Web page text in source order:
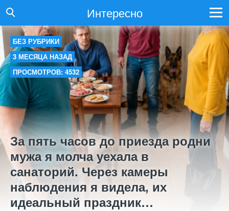
Интересно
БЕЗ РУБРИКИ
3 МЕСЯЦА НАЗАД
ПРОСМОТРОВ: 4532
За пять часов до приезда родни
мужа я молча уехала в
санаторий. Через камеры
наблюдения я видела, их
идеальный праздник…